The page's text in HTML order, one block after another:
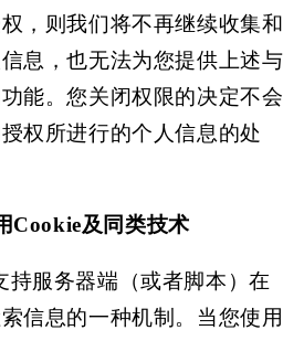
，则我们将不再继续收集和
息，也无法为您提供上述与
能。您关闭权限的决定不会
权所进行的个人信息的处
Cookie及同类技术
持服务器端（或者脚本）在
信息的一种机制。当您使用